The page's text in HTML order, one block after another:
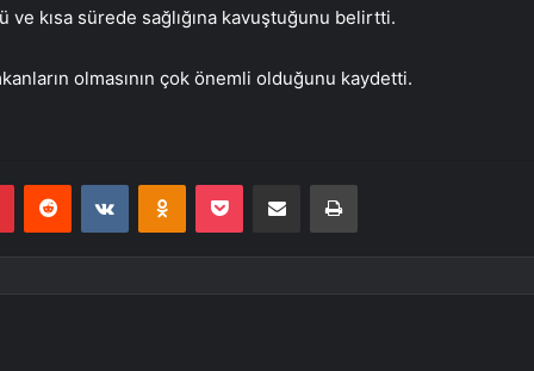
ve kısa sürede sağlığına kavuştuğunu belirtti.
olmasının çok önemli olduğunu kaydetti.
PinterestReddit VKontakteOdnoklassniki
Pocket E-Posta ile paylaş Yazdır